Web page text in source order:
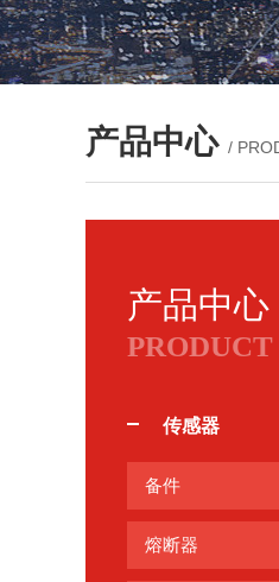
产品中心 /
产品中心
传感器
备件
熔断器